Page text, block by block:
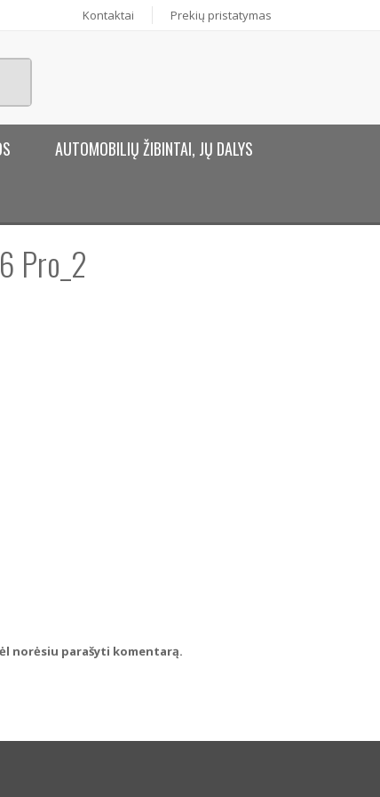
Kontaktai Prekių pristatymas
AUTOMOBILIŲ ŽIBINTAI, JŲ DALYS
Pro_2
norėsiu parašyti komentarą.